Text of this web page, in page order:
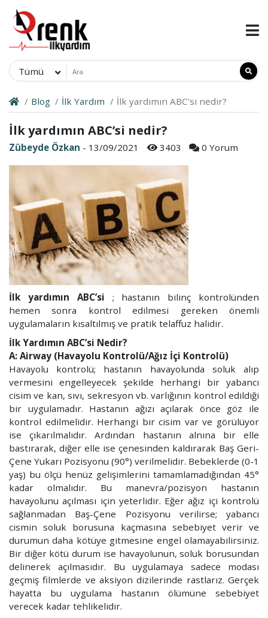
Tümü
Blog İlk Yardım İlk yardımın ABC’si nedir?
İlk yardımın ABC’si nedir?
Zübeyde Özkan - 13/09/2021 3403 0 Yorum
İlk yardımın ABC’si ; hastanın bilinç kontrolünden
hemen sonra kontrol edilmesi gereken önemli
uygulamaların kısaltılmış ve pratik telaffuz halidir.
İlk Yardımın ABC’si Nedir?
A: Airway (Havayolu Kontrolü/Ağız İçi Kontrolü)
Havayolu kontrolü; hastanın havayolunda soluk alıp
vermesini engelleyecek şekilde herhangi bir yabancı
cisim ve kan, sıvı, sekresyon vb. varlığının kontrol edildiği
bir uygulamadır. Hastanın ağızı açılarak önce göz ile
kontrol edilmelidir. Herhangi bir cisim var ve görülüyor
ise çıkarılmalıdır. Ardından hastanın alnına bir elle
bastırarak, diğer elle ise çenesinden kaldırarak Baş Geri-
Çene Yukarı Pozisyonu (90°) verilmelidir. Bebeklerde (0-1
yaş) bu ölçü henüz gelişimlerini tamamlamadığından 45°
kadar olmalıdır. Bu manevra/pozisyon hastanın
havayolunu açılması için yeterlidir. Eğer ağız içi kontrolü
sağlanmadan Baş-Çene Pozisyonu verilirse; yabancı
cismin soluk borusuna kaçmasına sebebiyet verir ve
durumun daha kötüye gitmesine engel olamayabilirsiniz.
Bir diğer kötü durum ise havayolunun, soluk borusundan
delinerek açılmasıdır. Bu uygulamaya sadece modası
geçmiş filmlerde ve aksiyon dizilerinde rastlarız. Gerçek
hayatta bu uygulama hastanın ölümüne sebebiyet
verecek kadar tehlikelidir.